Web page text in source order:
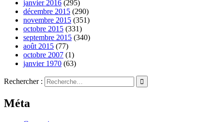
janvier 2016 (295)
décembre 2015 (290)
novembre 2015 (351)
octobre 2015 (331)
septembre 2015 (340)
août 2015 (77)
octobre 2007 (1)
janvier 1970 (63)
Rechercher :
Méta